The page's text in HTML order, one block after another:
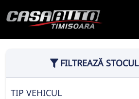
FILTREAZĂ STOCUL
TIP VEHICUL